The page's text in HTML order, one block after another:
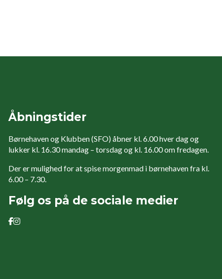
Åbningstider
Børnehaven og Klubben (SFO) åbner kl. 6.00 hver dag og
lukker kl. 16.30 mandag – torsdag og kl. 16.00 om fredagen.
Der er mulighed for at spise morgenmad i børnehaven fra kl.
6.00 – 7.30.
Følg os på de sociale medier